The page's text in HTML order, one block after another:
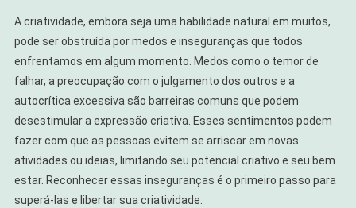
A criatividade, embora seja uma habilidade natural em muitos,
pode ser obstruída por medos e inseguranças que todos
enfrentamos em algum momento. Medos como o temor de
falhar, a preocupação com o julgamento dos outros e a
autocrítica excessiva são barreiras comuns que podem
desestimular a expressão criativa. Esses sentimentos podem
fazer com que as pessoas evitem se arriscar em novas
atividades ou ideias, limitando seu potencial criativo e seu bem
estar. Reconhecer essas inseguranças é o primeiro passo para
superá-las e libertar sua criatividade.